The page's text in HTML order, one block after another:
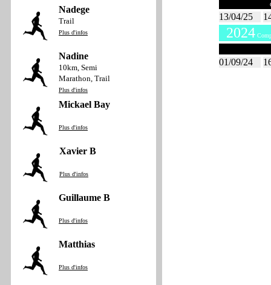
Nadege
Trail
Plus d'infos
Nadine
10km, Semi
Marathon, Trail
Plus d'infos
Mickael Bay
Plus d'infos
Xavier B
Plus d'infos
Guillaume B
Plus d'infos
Matthias
Plus d'infos
13/04/25
2024
01/09/24